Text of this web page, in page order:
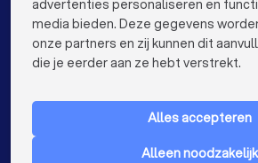
Verhuisbedrijven in Den
Verhuisbedrijven in
Verhuisbedrijven in
Verhuisbedrijven in
VOOR PARTICULIEREN
advertenties personaliseren en
media bieden. Deze gegevens
onze partners en zij kunnen dit
die je eerder aan ze hebt verstrekt.
Alles accepteren
Alleen noodzakelijk